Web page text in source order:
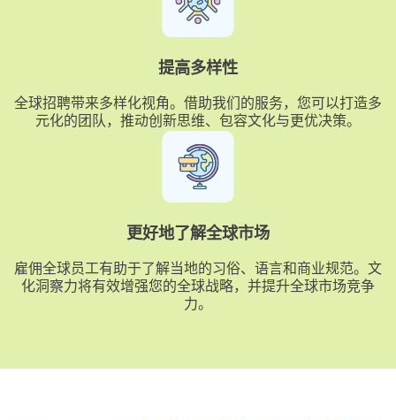
提高多样性
全球招聘带来多样化视角。借助我们的服务，您可以打造多
元化的团队，推动创新思维、包容文化与更优决策。
更好地了解全球市场
雇佣全球员工有助于了解当地的习俗、语言和商业规范。文
化洞察力将有效增强您的全球战略，并提升全球市场竞争
力。